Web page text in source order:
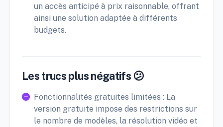
un accès anticipé à prix raisonnable, offrant
ainsi une solution adaptée à différents
budgets.
Les trucs plus négatifs 😕
Fonctionnalités gratuites limitées : La
version gratuite impose des restrictions sur
le nombre de modèles, la résolution vidéo et